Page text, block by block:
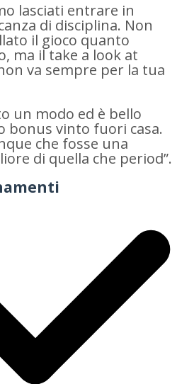
lasciati entrare in
di disciplina. Non
il gioco quanto
ma il take a look at
va sempre per la tua
un modo ed è bello
bonus vinto fuori casa.
che fosse una
di quella che period”.